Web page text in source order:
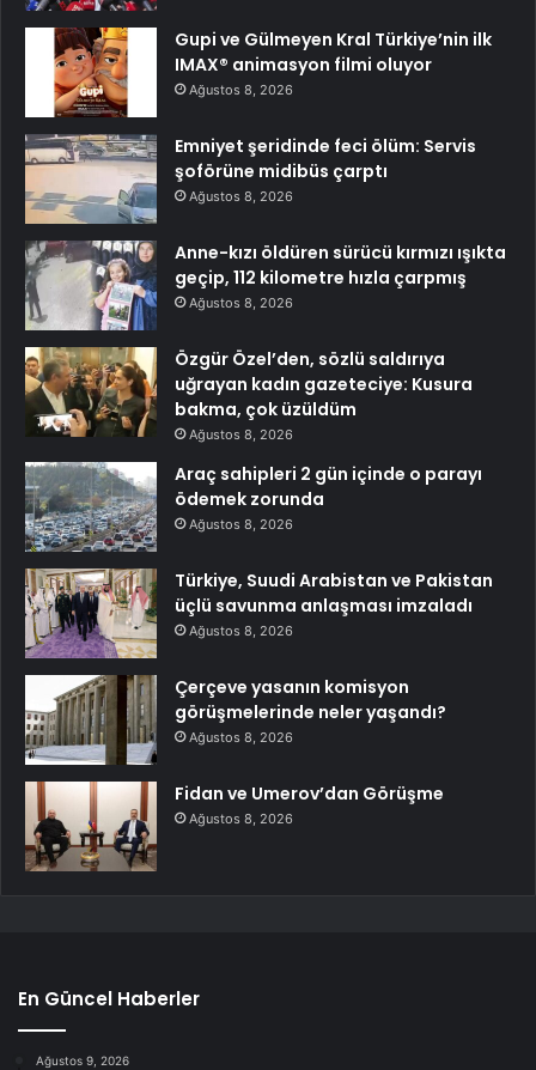
Gupi ve Gülmeyen Kral Türkiye’nin ilk
IMAX® animasyon filmi oluyor
Ağustos 8, 2026
Emniyet şeridinde feci ölüm: Servis
şoförüne midibüs çarptı
Ağustos 8, 2026
Anne-kızı öldüren sürücü kırmızı ışıkta
geçip, 112 kilometre hızla çarpmış
Ağustos 8, 2026
Özgür Özel’den, sözlü saldırıya
uğrayan kadın gazeteciye: Kusura
bakma, çok üzüldüm
Ağustos 8, 2026
Araç sahipleri 2 gün içinde o parayı
ödemek zorunda
Ağustos 8, 2026
Türkiye, Suudi Arabistan ve Pakistan
üçlü savunma anlaşması imzaladı
Ağustos 8, 2026
Çerçeve yasanın komisyon
görüşmelerinde neler yaşandı?
Ağustos 8, 2026
Fidan ve Umerov’dan Görüşme
Ağustos 8, 2026
En Güncel Haberler
Ağustos 9, 2026